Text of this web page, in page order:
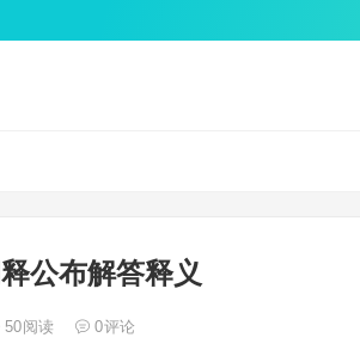
公布解答释义
50阅读 0评论